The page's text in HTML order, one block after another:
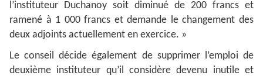
l’instituteur Duchanoy soit diminué de 200 francs et
ramené à 1 000 francs et demande le changement des
deux adjoints actuellement en exercice. »
Le conseil décide également de supprimer l’emploi de
deuxième instituteur qu’il considère devenu inutile et